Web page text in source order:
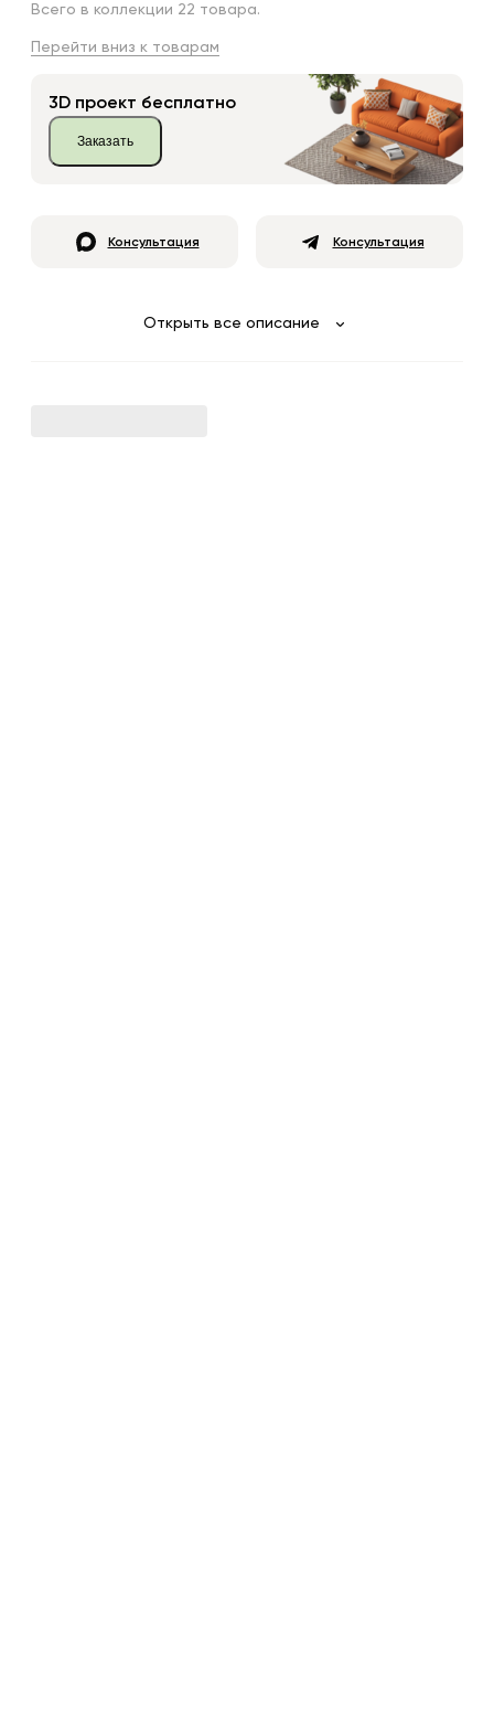
Всего в коллекции 22 товара.
Перейти вниз к товарам
3D проект бесплатно
Заказать
Консультация Консультация
Открыть все описание